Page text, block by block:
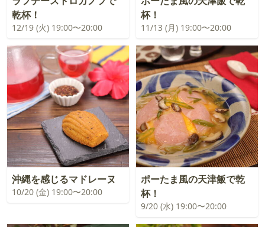
乾杯！
12/19 (火) 19:00〜20:00
杯！
11/13 (月) 19:00〜20:00
沖縄を感じるマドレーヌ
10/20 (金) 19:00〜20:00
ポーたま風の天津飯で乾
杯！
9/20 (水) 19:00〜20:00